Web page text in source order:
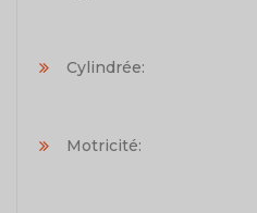
Cylindrée:
Motricité: